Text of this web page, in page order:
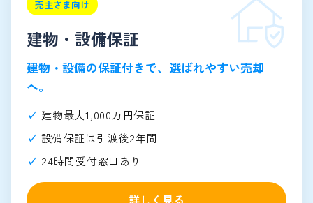
売主さま向け
建物・設備保証
建物・設備の保証付きで、選ばれやすい売却
へ。
建物最大1,000万円保証
設備保証は引渡後2年間
24時間受付窓口あり
詳しく見る